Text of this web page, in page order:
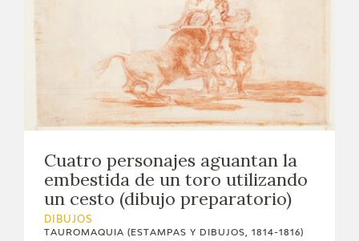
Cuatro personajes aguantan la
embestida de un toro utilizando
un cesto (dibujo preparatorio)
DIBUJOS
TAUROMAQUIA (ESTAMPAS Y DIBUJOS, 1814-1816)